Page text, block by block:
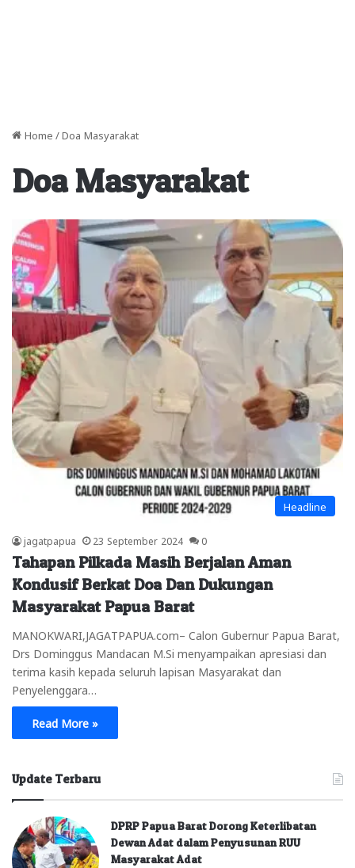
Home / Doa Masyarakat
Doa Masyarakat
Headline
jagatpapua 23 September 2024 0
Tahapan Pilkada Masih Berjalan Aman
Kondusif Berkat Doa Dan Dukungan
Masyarakat Papua Barat
MANOKWARI,JAGATPAPUA.com– Calon Gubernur Papua Barat,
Drs Dominggus Mandacan M.Si menyampaikan apresiasi dan
terima kasih kepada seluruh lapisan Masyarakat dan
Penyelenggara…
Read More »
Update Terbaru
DPRP Papua Barat Dorong Keterlibatan
Dewan Adat dalam Penyusunan RUU
Masyarakat Adat